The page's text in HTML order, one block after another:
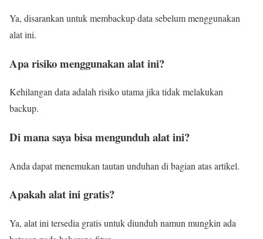
Ya, disarankan untuk membackup data sebelum menggunakan
alat ini.
Apa risiko menggunakan alat ini?
Kehilangan data adalah risiko utama jika tidak melakukan
backup.
Di mana saya bisa mengunduh alat ini?
Anda dapat menemukan tautan unduhan di bagian atas artikel.
Apakah alat ini gratis?
Ya, alat ini tersedia gratis untuk diunduh namun mungkin ada